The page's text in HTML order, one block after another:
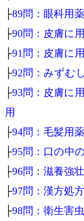
├89問：眼科用
├90問：皮膚に
├91問：皮膚に
├92問：みずむ
├93問：皮膚に
用
├94問：毛髪用薬
├95問：口の中
├96問：滋養強
├97問：漢方処
├98問：衛生害